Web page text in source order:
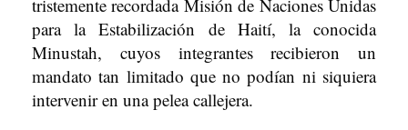
tristemente recordada Misión de Naciones Unidas
para la Estabilización de Haití, la conocida
Minustah, cuyos integrantes recibieron un
mandato tan limitado que no podían ni siquiera
intervenir en una pelea callejera.